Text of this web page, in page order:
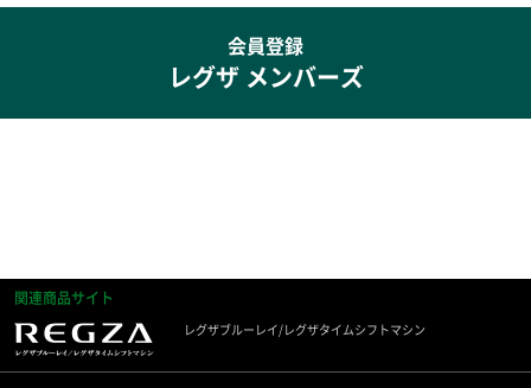
会員登録
レグザ メンバーズ
関連商品サイト
レグザブルーレイ/レグザタイムシフトマシン